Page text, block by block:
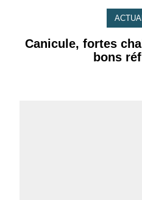
Canicule, fortes
bons